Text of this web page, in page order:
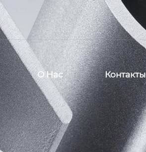
О Нас Контакты